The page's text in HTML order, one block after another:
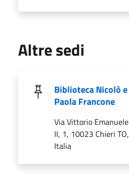
Altre sedi
Biblioteca Nicolò e
Paola Francone
Via Vittorio Emanuele
II, 1, 10023 Chieri TO,
Italia